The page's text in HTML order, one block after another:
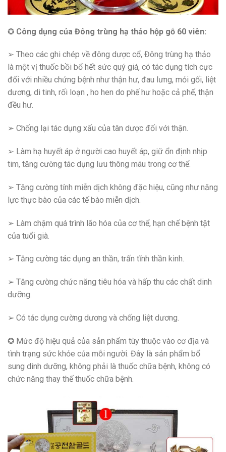
✪ Công dụng của Đông trùng hạ thảo hộp gỗ 60 viên:
➢ Theo các ghi chép về đông dược cổ, Đông trùng hạ thảo
là một vị thuốc bồi bổ hết sức quý giá, có tác dụng tích cực
đối với nhiều chứng bệnh như thận hư, đau lưng, mỏi gối, liệt
dương, di tinh, rối loạn , ho hen do phế hư hoặc cả phế, thận
đều hư.
➢ Chống lại tác dụng xấu của tân dược đối với thận.
➢ Làm hạ huyết áp ở người cao huyết áp, giữ ổn định nhịp
tim, tăng cường tác dụng lưu thông máu trong cơ thể.
➢ Tăng cường tính miễn dịch không đặc hiệu, cũng như năng
lực thực bào của các tế bào miễn dịch.
➢ Làm chậm quá trình lão hóa của cơ thể, hạn chế bệnh tật
của tuổi già.
➢ Tăng cường tác dụng an thần, trấn tĩnh thần kinh.
➢ Tăng cường chức năng tiêu hóa và hấp thu các chất dinh
dưỡng.
➢ Có tác dụng cường dương và chống liệt dương.
✪ Mức độ hiệu quả của sản phẩm tùy thuộc vào cơ địa và
tình trạng sức khỏe của mỗi người. Đây là sản phẩm bổ
sung dinh dưỡng, không phải là thuốc chữa bệnh, không có
chức năng thay thế thuốc chữa bệnh.